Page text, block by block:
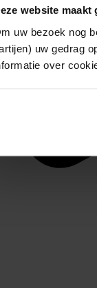
website
uw bezoek nog
uw gedrag
over